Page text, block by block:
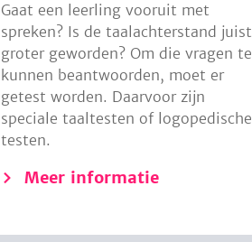
Gaat een leerling vooruit met
spreken? Is de taalachterstand juist
groter geworden? Om die vragen te
kunnen beantwoorden, moet er
getest worden. Daarvoor zijn
speciale taaltesten of logopedische
testen.
Meer informatie